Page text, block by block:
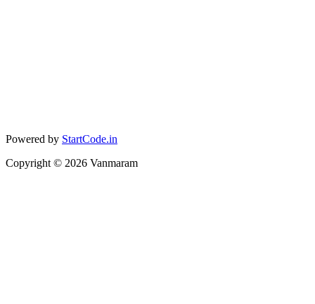
Powered by StartCode.in
Copyright © 2026 Vanmaram